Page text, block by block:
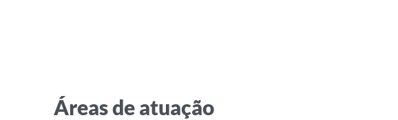
Áreas de atuação